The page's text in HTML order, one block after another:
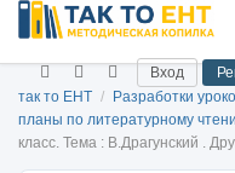
Вход
так то ЕНТ / Разработки
планы по литературному
класс. Тема : В.Драгунский .